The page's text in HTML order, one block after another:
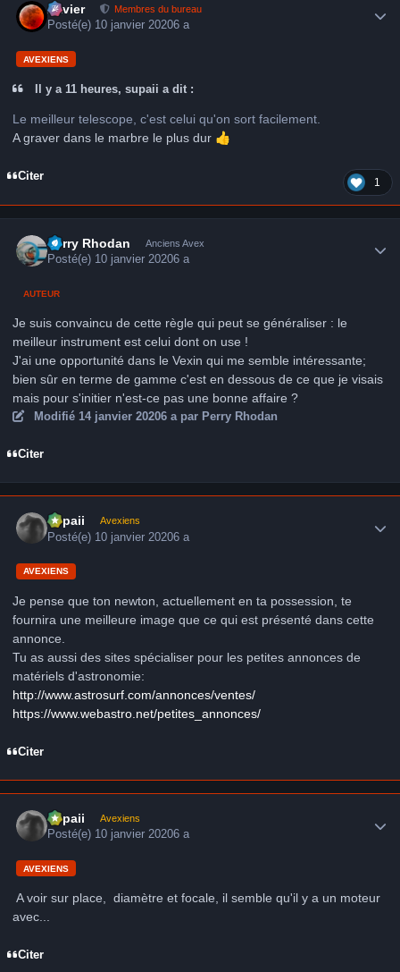
Xavier Membres du bureau
Posté(e) 10 janvier 20206 a
AVEXIENS
Il y a 11 heures, supaii a dit :
Le meilleur telescope, c'est celui qu'on sort facilement.
A graver dans le marbre le plus dur 👍
Citer 1
Perry Rhodan Anciens Avex
Posté(e) 10 janvier 20206 a
AUTEUR
Je suis convaincu de cette règle qui peut se généraliser : le
meilleur instrument est celui dont on use !
J'ai une opportunité dans le Vexin qui me semble intéressante;
bien sûr en terme de gamme c'est en dessous de ce que je visais
mais pour s'initier n'est-ce pas une bonne affaire ?
Modifié 14 janvier 20206 apar Perry Rhodan
Citer
supaii Avexiens
Posté(e) 10 janvier 20206 a
AVEXIENS
Je pense que ton newton, actuellement en ta possession, te
fournira une meilleure image que ce qui est présenté dans cette
annonce.
Tu as aussi des sites spécialiser pour les petites annonces de
matériels d'astronomie:
http://www.astrosurf.com/annonces/ventes/
https://www.webastro.net/petites_annonces/
Citer
supaii Avexiens
Posté(e) 10 janvier 20206 a
AVEXIENS
A voir sur place, diamètre et focale, il semble qu'il y a un moteur
avec...
Citer